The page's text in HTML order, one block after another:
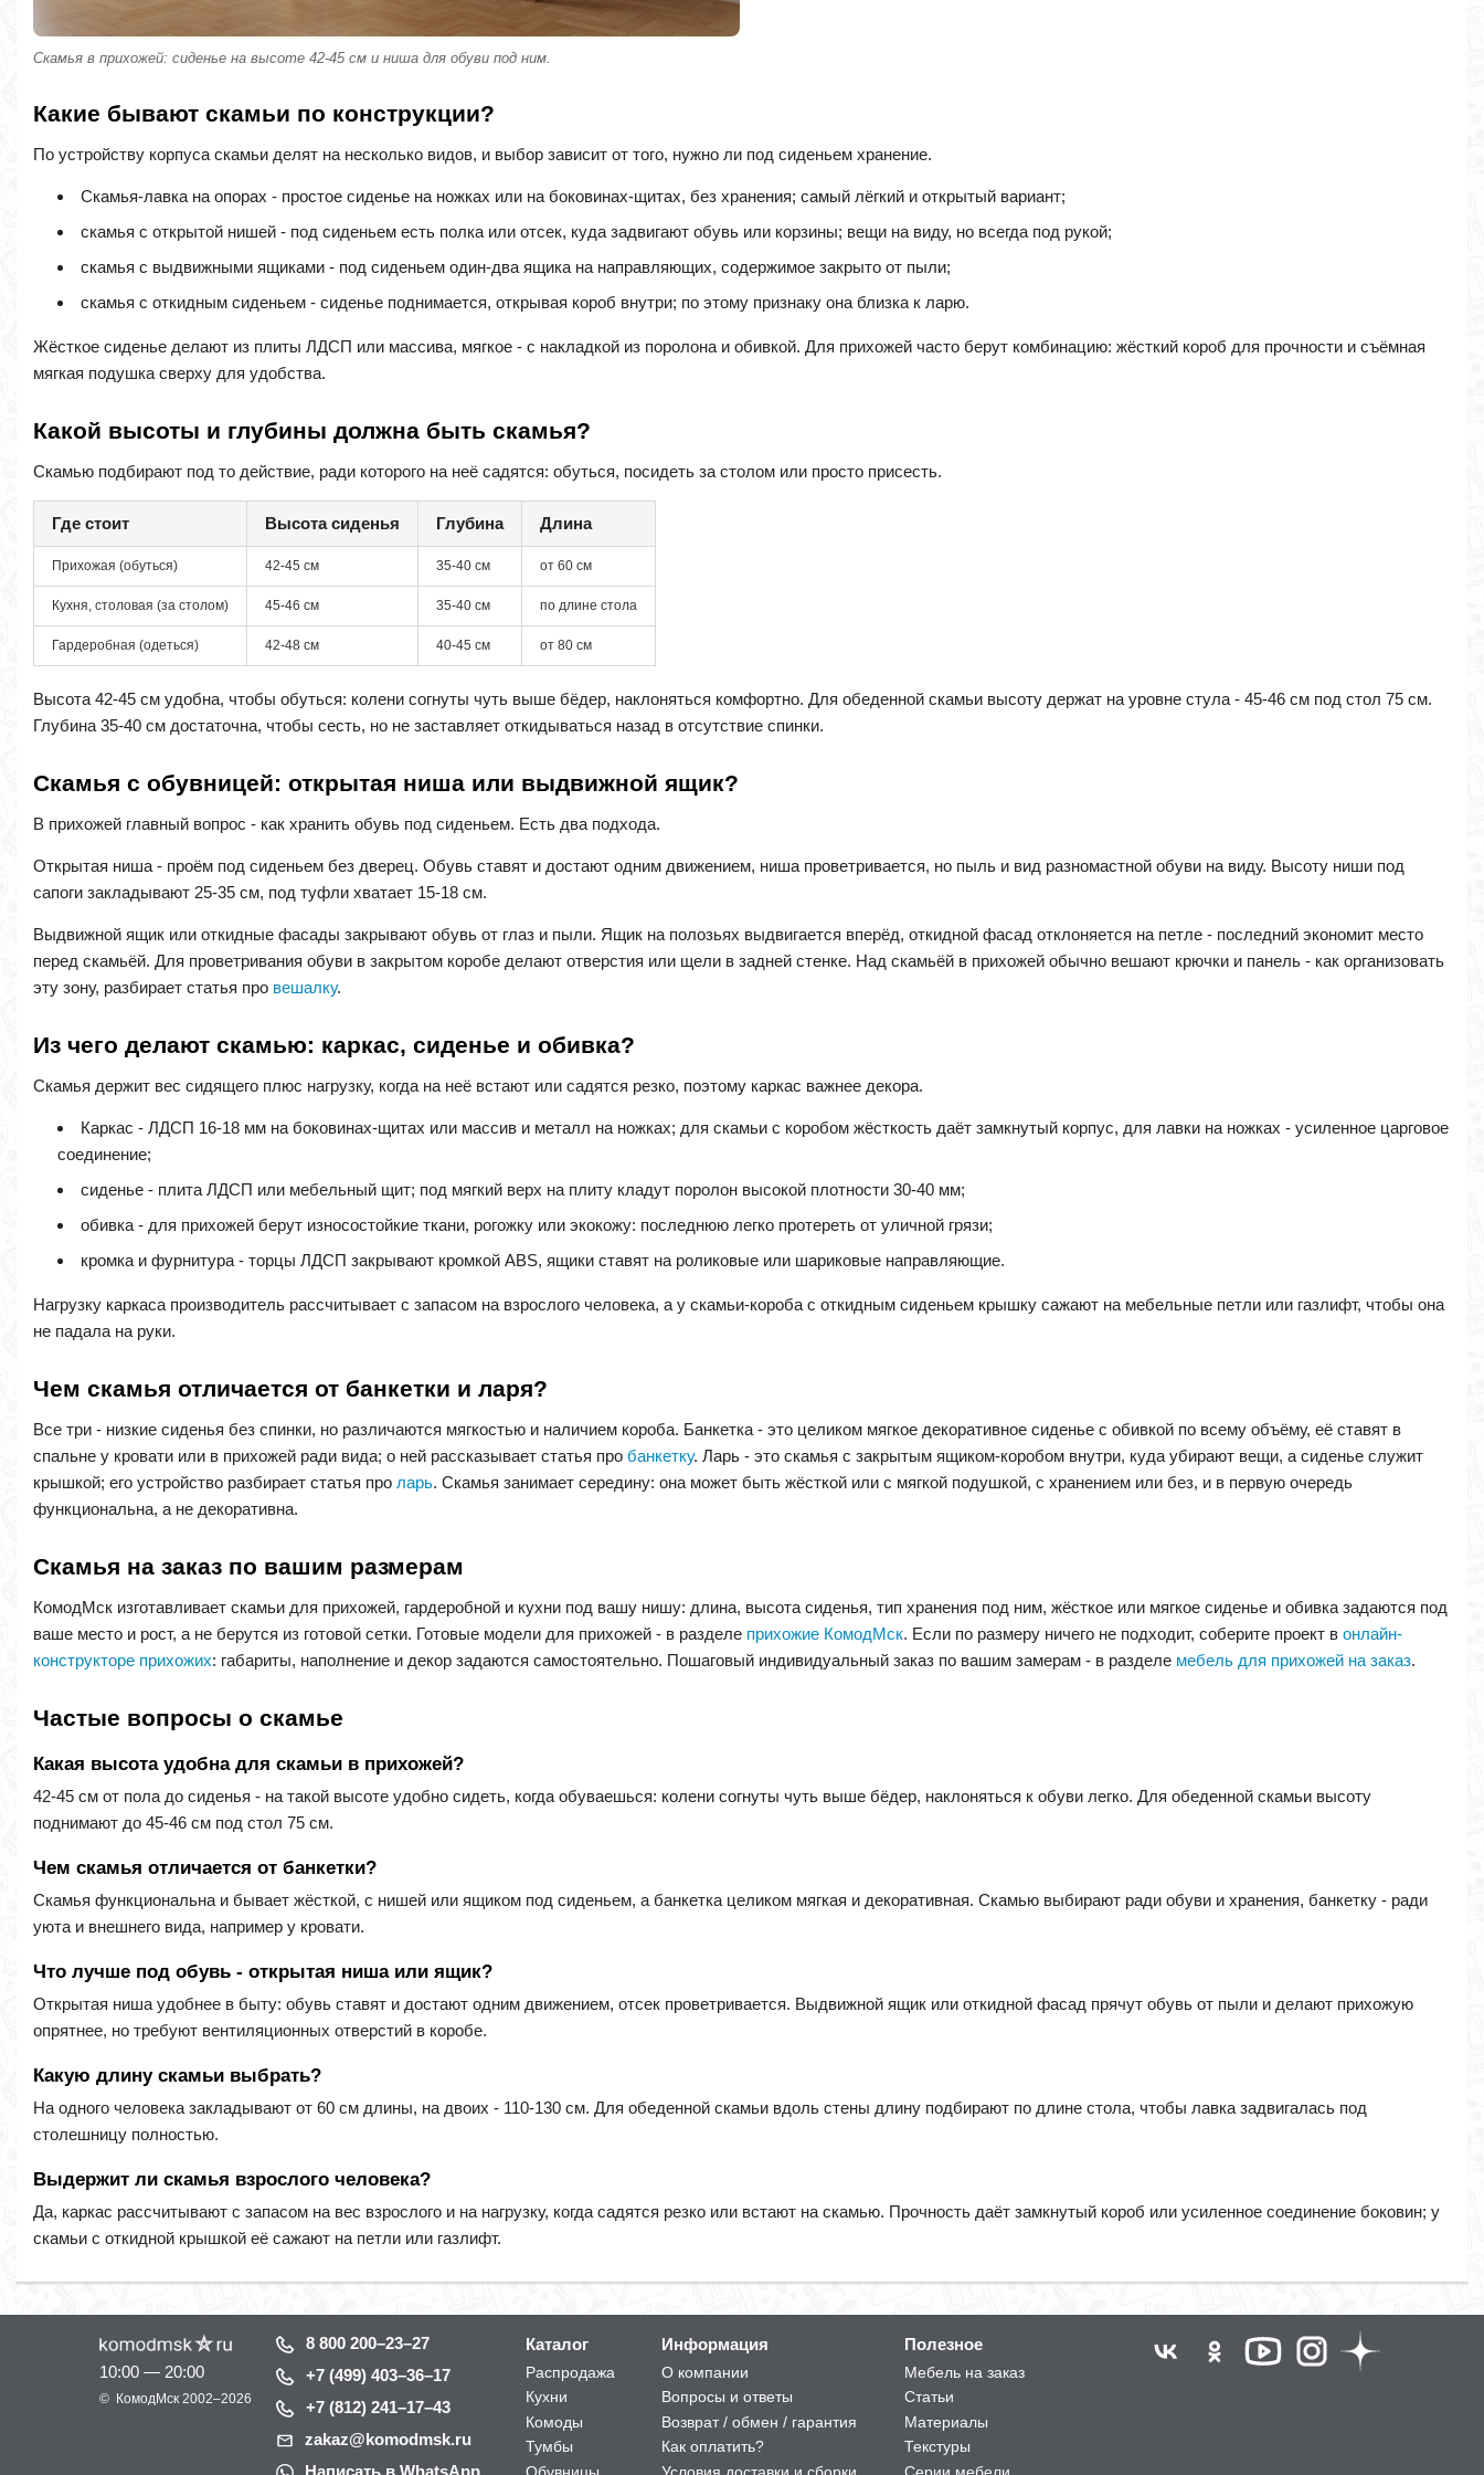
Скамья в прихожей: сиденье на высоте 42-45 см и ниша для обуви под ним.
Какие бывают скамьи по конструкции?
По устройству корпуса скамьи делят на несколько видов, и выбор зависит от того, нужно ли под сиденьем хранение.
Скамья-лавка на опорах - простое сиденье на ножках или на боковинах-щитах, без хранения; самый лёгкий и открытый вариант;
скамья с открытой нишей - под сиденьем есть полка или отсек, куда задвигают обувь или корзины; вещи на виду, но всегда под рукой;
скамья с выдвижными ящиками - под сиденьем один-два ящика на направляющих, содержимое закрыто от пыли;
скамья с откидным сиденьем - сиденье поднимается, открывая короб внутри; по этому признаку она близка к ларю.
Жёсткое сиденье делают из плиты ЛДСП или массива, мягкое - с накладкой из поролона и обивкой. Для прихожей часто берут комбинацию: жёсткий короб для прочности и съёмная
мягкая подушка сверху для удобства.
Какой высоты и глубины должна быть скамья?
Скамью подбирают под то действие, ради которого на неё садятся: обуться, посидеть за столом или просто присесть.
Где стоит Высота сиденья Глубина Длина
Прихожая (обуться) 42-45 см 35-40 см от 60 см
Кухня, столовая (за столом) 45-46 см 35-40 см по длине стола
Гардеробная (одеться) 42-48 см 40-45 см от 80 см
Высота 42-45 см удобна, чтобы обуться: колени согнуты чуть выше бёдер, наклоняться комфортно. Для обеденной скамьи высоту держат на уровне стула - 45-46 см под стол 75 см.
Глубина 35-40 см достаточна, чтобы сесть, но не заставляет откидываться назад в отсутствие спинки.
Скамья с обувницей: открытая ниша или выдвижной ящик?
В прихожей главный вопрос - как хранить обувь под сиденьем. Есть два подхода.
Открытая ниша - проём под сиденьем без дверец. Обувь ставят и достают одним движением, ниша проветривается, но пыль и вид разномастной обуви на виду. Высоту ниши под
сапоги закладывают 25-35 см, под туфли хватает 15-18 см.
Выдвижной ящик или откидные фасады закрывают обувь от глаз и пыли. Ящик на полозьях выдвигается вперёд, откидной фасад отклоняется на петле - последний экономит место
перед скамьёй. Для проветривания обуви в закрытом коробе делают отверстия или щели в задней стенке. Над скамьёй в прихожей обычно вешают крючки и панель - как организовать
эту зону, разбирает статья про вешалку.
Из чего делают скамью: каркас, сиденье и обивка?
Скамья держит вес сидящего плюс нагрузку, когда на неё встают или садятся резко, поэтому каркас важнее декора.
Каркас - ЛДСП 16-18 мм на боковинах-щитах или массив и металл на ножках; для скамьи с коробом жёсткость даёт замкнутый корпус, для лавки на ножках - усиленное царговое
соединение;
сиденье - плита ЛДСП или мебельный щит; под мягкий верх на плиту кладут поролон высокой плотности 30-40 мм;
обивка - для прихожей берут износостойкие ткани, рогожку или экокожу: последнюю легко протереть от уличной грязи;
кромка и фурнитура - торцы ЛДСП закрывают кромкой ABS, ящики ставят на роликовые или шариковые направляющие.
Нагрузку каркаса производитель рассчитывает с запасом на взрослого человека, а у скамьи-короба с откидным сиденьем крышку сажают на мебельные петли или газлифт, чтобы она
не падала на руки.
Чем скамья отличается от банкетки и ларя?
Все три - низкие сиденья без спинки, но различаются мягкостью и наличием короба. Банкетка - это целиком мягкое декоративное сиденье с обивкой по всему объёму, её ставят в
спальне у кровати или в прихожей ради вида; о ней рассказывает статья про банкетку. Ларь - это скамья с закрытым ящиком-коробом внутри, куда убирают вещи, а сиденье служит
крышкой; его устройство разбирает статья про ларь. Скамья занимает середину: она может быть жёсткой или с мягкой подушкой, с хранением или без, и в первую очередь
функциональна, а не декоративна.
Скамья на заказ по вашим размерам
КомодМск изготавливает скамьи для прихожей, гардеробной и кухни под вашу нишу: длина, высота сиденья, тип хранения под ним, жёсткое или мягкое сиденье и обивка задаются под
ваше место и рост, а не берутся из готовой сетки. Готовые модели для прихожей - в разделе прихожие КомодМск. Если по размеру ничего не подходит, соберите проект в онлайн-
конструкторе прихожих: габариты, наполнение и декор задаются самостоятельно. Пошаговый индивидуальный заказ по вашим замерам - в разделе мебель для прихожей на заказ.
Частые вопросы о скамье
Какая высота удобна для скамьи в прихожей?
42-45 см от пола до сиденья - на такой высоте удобно сидеть, когда обуваешься: колени согнуты чуть выше бёдер, наклоняться к обуви легко. Для обеденной скамьи высоту
поднимают до 45-46 см под стол 75 см.
Чем скамья отличается от банкетки?
Скамья функциональна и бывает жёсткой, с нишей или ящиком под сиденьем, а банкетка целиком мягкая и декоративная. Скамью выбирают ради обуви и хранения, банкетку - ради
уюта и внешнего вида, например у кровати.
Что лучше под обувь - открытая ниша или ящик?
Открытая ниша удобнее в быту: обувь ставят и достают одним движением, отсек проветривается. Выдвижной ящик или откидной фасад прячут обувь от пыли и делают прихожую
опрятнее, но требуют вентиляционных отверстий в коробе.
Какую длину скамьи выбрать?
На одного человека закладывают от 60 см длины, на двоих - 110-130 см. Для обеденной скамьи вдоль стены длину подбирают по длине стола, чтобы лавка задвигалась под
столешницу полностью.
Выдержит ли скамья взрослого человека?
Да, каркас рассчитывают с запасом на вес взрослого и на нагрузку, когда садятся резко или встают на скамью. Прочность даёт замкнутый короб или усиленное соединение боковин; у
скамьи с откидной крышкой её сажают на петли или газлифт.
10:00 — 20:00
© КомодМск 2002–2026
8 800 200–23–27
+7 (499) 403–36–17
+7 (812) 241–17–43
zakaz@komodmsk.ru
Написать в WhatsApp
Каталог
Распродажа
Кухни
Комоды
Тумбы
Информация
О компании
Вопросы и ответы
Возврат / обмен / гарантия
Как оплатить?
Полезное
Мебель на заказ
Статьи
Материалы
Текстуры